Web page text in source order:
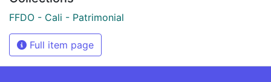
FFDO - Cali - Patrimonial
Full item page